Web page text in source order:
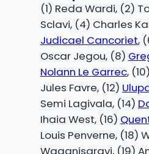
(1) Reda Wardi, (2)
Sclavi, (4) Charles
Judicael Cancoriet,
Oscar Jegou, (8)
Nolann Le Garrec,
Jules Favre, (12)
Semi Lagivala, (14)
Ihaia West, (16)
Louis Penverne, (18)
Waqanisaravi, (19)